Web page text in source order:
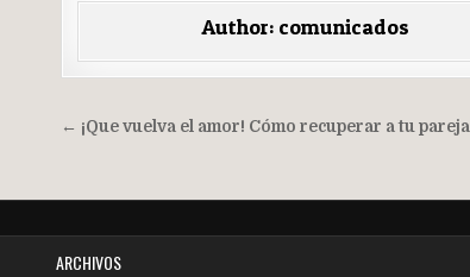
Author: comunicados
Navegación
entradas
← ¡Que vuelva el amor! Cómo recuperar a tu pareja
ARCHIVOS